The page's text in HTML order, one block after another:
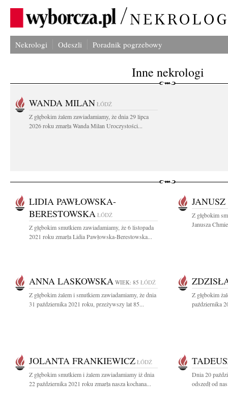
Nekrologi Odeszli Poradnik pogrzebowy
Inne nekrologi
WANDA MILAN ŁÓDŹ
Z głębokim żalem zawiadamiamy, że dnia 29 lipca
2026 roku zmarła Wanda Milan Uroczystości...
LIDIA PAWŁOWSKA-
BERESTOWSKA ŁÓDŹ
Z głębokim smutkiem zawiadamiamy, że 6 listopada
2021 roku zmarła Lidia Pawłowska-Berestowska...
Z głębokim
Janusza
ANNA LASKOWSKA WIEK: 85 ŁÓDŹ
Z głębokim żalem i smutkiem zawiadamiamy, że dnia
31 października 2021 roku, przeżywszy lat 85...
Z głębokim
października
JOLANTA FRANKIEWICZ ŁÓDŹ
Z głębokim smutkiem i żalem zawiadamiamy iż dnia
22 października 2021 roku zmarła nasza kochana...
Dnia 20
odszedł od